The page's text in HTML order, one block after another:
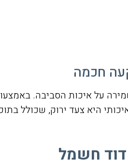
חכמה
על איכות הסביבה.
היא צעד ירוק, שכולל
חשמל